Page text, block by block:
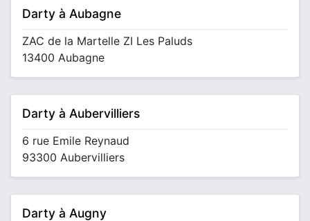
Darty à Aubagne
ZAC de la Martelle ZI Les Paluds
13400 Aubagne
Darty à Aubervilliers
6 rue Emile Reynaud
93300 Aubervilliers
Darty à Augny